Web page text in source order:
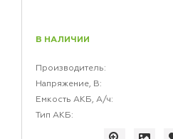
В НАЛИЧИИ
Производитель:
Напряжение, В:
Емкость АКБ, А/ч:
Тип АКБ: